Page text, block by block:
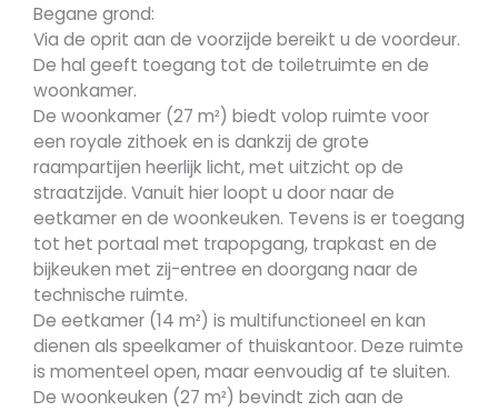
Begane grond:
Via de oprit aan de voorzijde bereikt u de voordeur.
De hal geeft toegang tot de toiletruimte en de
woonkamer.
De woonkamer (27 m²) biedt volop ruimte voor
een royale zithoek en is dankzij de grote
raampartijen heerlijk licht, met uitzicht op de
straatzijde. Vanuit hier loopt u door naar de
eetkamer en de woonkeuken. Tevens is er toegang
tot het portaal met trapopgang, trapkast en de
bijkeuken met zij-entree en doorgang naar de
technische ruimte.
De eetkamer (14 m²) is multifunctioneel en kan
dienen als speelkamer of thuiskantoor. Deze ruimte
is momenteel open, maar eenvoudig af te sluiten.
De woonkeuken (27 m²) bevindt zich aan de